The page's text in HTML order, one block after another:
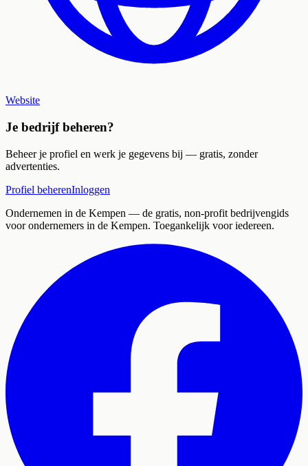
Website
Je bedrijf beheren?
Beheer je profiel en werk je gegevens bij — gratis, zonder
advertenties.
Profiel beherenInloggen
Ondernemen in de Kempen — de gratis, non-profit bedrijvengids
voor ondernemers in de Kempen. Toegankelijk voor iedereen.